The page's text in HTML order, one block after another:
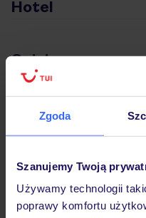
Zgoda
Szanujemy Twoją
Używamy technologii
poprawy komfortu
Hotel
Opinie
Pokoje
Wyżywienie